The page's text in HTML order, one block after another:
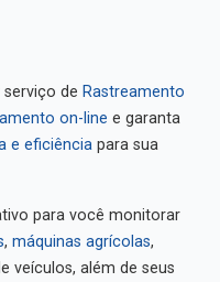
de Rastreamento
on-line e garanta
e eficiência para sua
para você monitorar
, máquinas agrícolas,
veículos, além de seus